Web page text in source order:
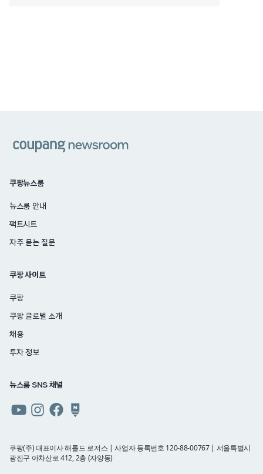
쿠팡뉴스룸
뉴스룸 안내
팩트시트
자주 묻는 질문
쿠팡 사이트
쿠팡
쿠팡 글로벌 소개
채용
투자 정보
뉴스룸 SNS 채널
유튜브인스타그램
페이스북네이버
블로그
쿠팡(주) 대표이사 해롤드 로저스 | 사업자 등록번호 120-88-00767 | 서울특별시
광진구 아차산로 412, 2층 (자양동)